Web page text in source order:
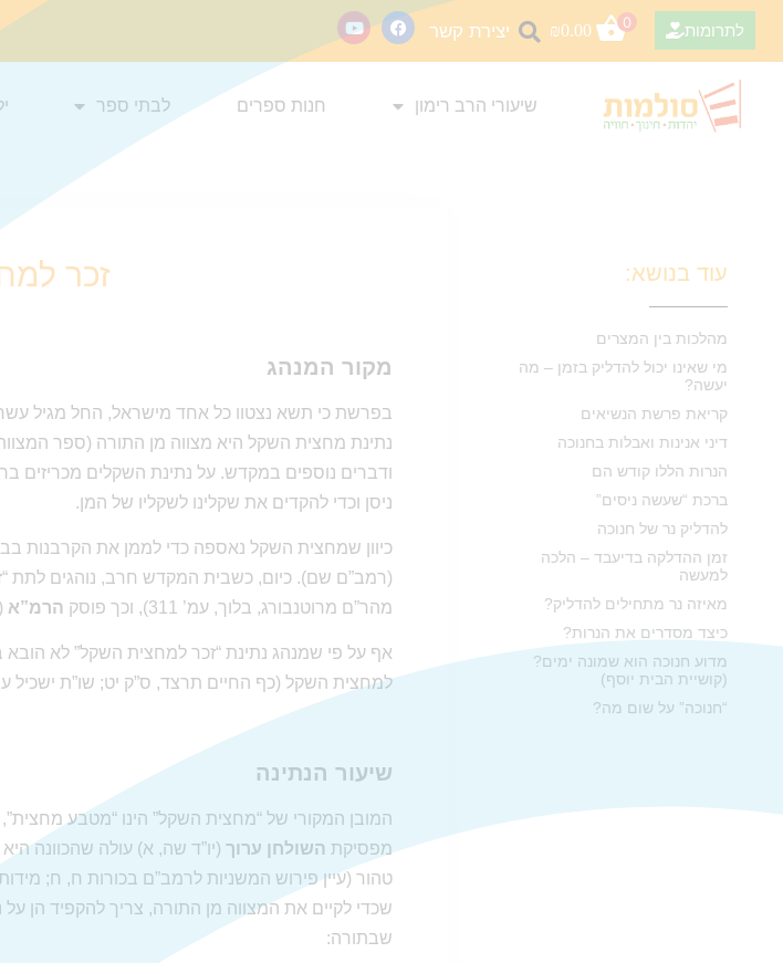
לתרומות 0
₪0.00 יצירת קשר
שיעורי הרב רימון חנות ספרים לבתי ספר
עוד בנושא:
מהלכות בין המצרים
מי שאינו יכול להדליק בזמן – מה
יעשה?
קריאת פרשת הנשיאים
דיני אנינות ואבלות בחנוכה
הנרות הללו קודש הם
ברכת “שעשה ניסים”
להדליק נר של חנוכה
זמן ההדלקה בדיעבד – הלכה
למעשה
מאיזה נר מתחילים להדליק?
כיצד מסדרים את הנרות?
מדוע חנוכה הוא שמונה ימים?
(קושיית הבית יוסף)
“חנוכה” על שום מה?
זכר
מקור המנהג
בפרשת כי תשא נצטוו כל אחד מישראל, החל מגיל
נתינת מחצית השקל היא מצווה מן התורה (ספר
ודברים נוספים במקדש. על נתינת השקלים מכריזים
ניסן וכדי להקדים את שקלינו לשקליו של המן.
כיוון שמחצית השקל נאספה כדי לממן את הקרבנות
(רמב”ם שם). כיום, כשבית המקדש חרב, נוהגים לתת
מהר”ם מרוטנבורג, בלוך, עמ’ 311), וכך פוסק
הרמ”א
אף על פי שמנהג נתינת “זכר למחצית השקל” לא
למחצית השקל (כף החיים תרצד, ס”ק יט; שו”ת ישכיל
שיעור הנתינה
המובן המקורי של “מחצית השקל” הינו “מטבע
מפסיקת השולחן ערוך
טהור (עיין פירוש המשניות לרמב”ם בכורות ח, ח; מידות
שכדי לקיים את המצווה מן התורה, צריך להקפיד הן
שבתורה: